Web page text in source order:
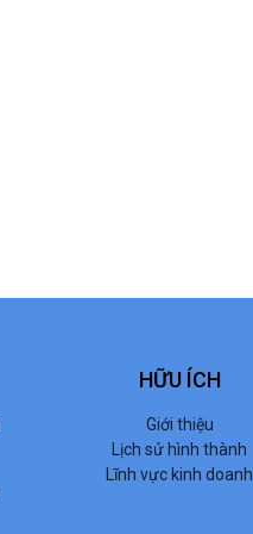
HỮU ÍCH
Giới thiệu
Lịch sử hình thành
Lĩnh vực kinh doanh